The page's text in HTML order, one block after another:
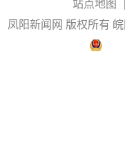
站点地图 |
凤阳新闻网 版权所有